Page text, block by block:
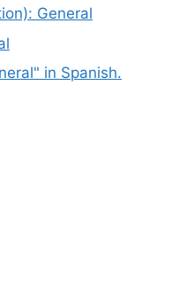
General
in Spanish.